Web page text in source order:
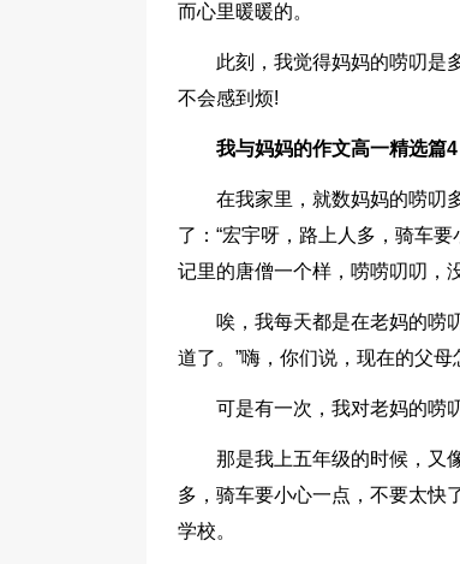
而心里暖暖的。
此刻，我觉得妈妈的唠叨是
不会感到烦!
我与妈妈的作文高一精选篇4
在我家里，就数妈妈的唠叨
了：“宏宇呀，路上人多，骑车
记里的唐僧一个样，唠唠叨叨，
唉，我每天都是在老妈的唠
道了。”嗨，你们说，现在的父
可是有一次，我对老妈的唠
那是我上五年级的时候，又
多，骑车要小心一点，不要太快
学校。